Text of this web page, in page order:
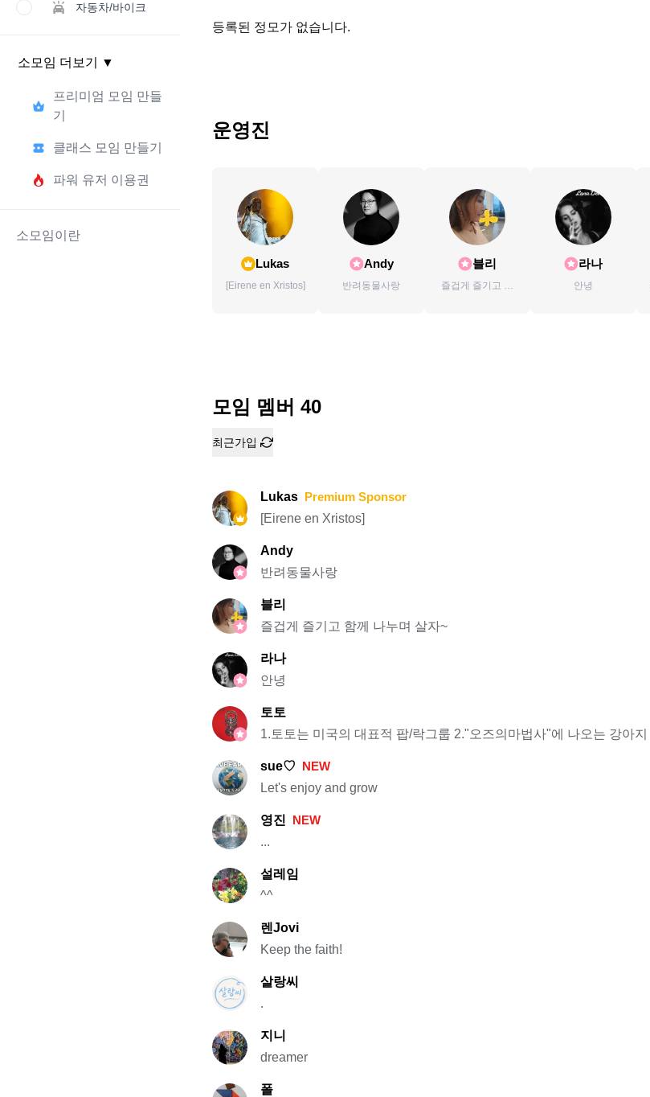
자동차/바이크
소모임 더보기 ▼
프리미엄 모임 만들
기
클래스 모임 만들기
파워 유저 이용권
소모임이란
등록된 정모가 없습니다.
운영진
Lukas
[Eirene en Xristos]
Andy
반려동물사랑
블리
즐겁게 즐기고 함
라나
안녕
모임 멤버 40
최근가입
Lukas Premium Sponsor
[Eirene en Xristos]
Andy
반려동물사랑
블리
즐겁게 즐기고 함께 나누며 살자~
라나
안녕
토토
1.토토는 미국의 대표적 팝/락그룹 2."오즈의마법사"에 나오는 강아지
sue♡ NEW
Let's enjoy and grow
영진
NEW
...
설레임
^^
렌Jovi
Keep the faith!
살랑씨
.
지니
dreamer
폴